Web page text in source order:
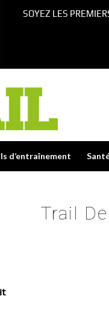
d’entraînement
Trail
SOYEZ LES